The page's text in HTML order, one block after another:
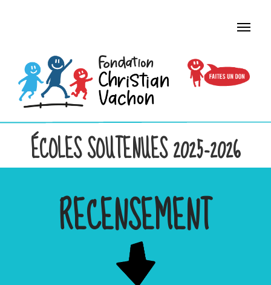
ÉCOLES SOUTENUES 2025-2026
RECENSEMENT